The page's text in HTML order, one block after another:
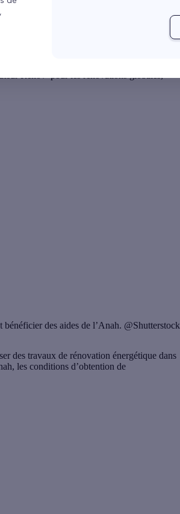
2024 à 06h53
ont évolué au 1er janvier 2023.
Rénov’ pour les rénovations globales,
des aides de l’Anah. @Shutterstock
des travaux de rénovation énergétique dans
les conditions d’obtention de